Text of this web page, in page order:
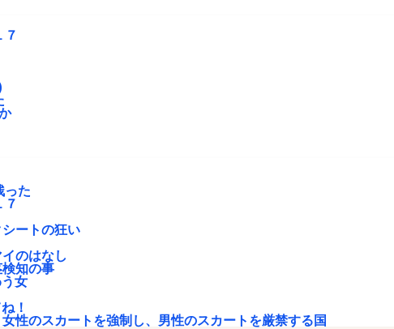
った
ートの狂い
のはなし
知の事
女
！
のスカートを強制し、男性のスカートを厳禁する国